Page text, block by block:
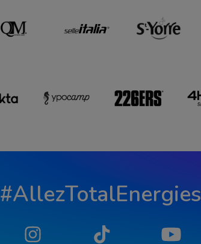
#AllezTotalEnergies
Instagram Tiktok YouTube